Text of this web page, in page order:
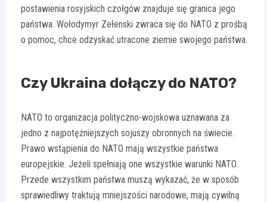
postawienia rosyjskich czołgów znajduje się granica jego
państwa. Wołodymyr Zełenski zwraca się do NATO z prośbą
o pomoc, chce odzyskać utracone ziemie swojego państwa.
Czy Ukraina dołączy do NATO?
NATO to organizacja polityczno-wojskowa uznawana za
jedno z najpotężniejszych sojuszy obronnych na świecie.
Prawo wstąpienia do NATO mają wszystkie państwa
europejskie. Jeżeli spełniają one wszystkie warunki NATO.
Przede wszystkim państwa muszą wykazać, że w sposób
sprawiedliwy traktują mniejszości narodowe, mają cywilną